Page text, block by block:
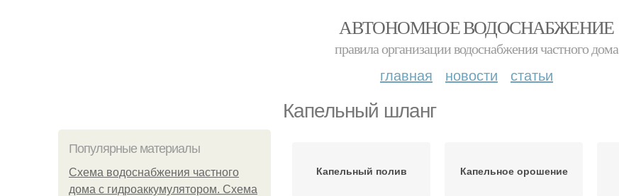
АВТОНОМНОЕ ВОДОСНАБЖЕНИЕ
правила организации водоснабжения частного дома
главная новости статьи
Капельный шланг
Популярные материалы
Схема водоснабжения частного
дома с гидроаккумулятором. Схема
Капельный полив Капельное орошение